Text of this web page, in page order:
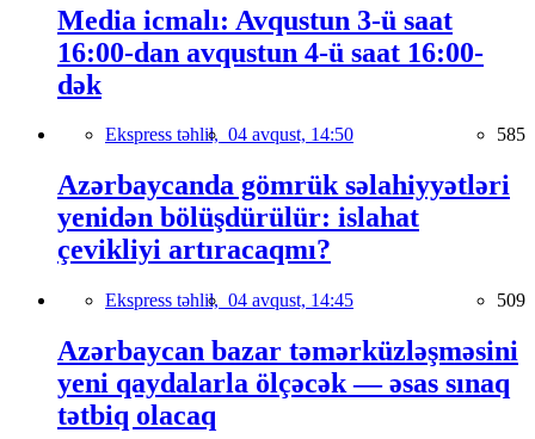
Media icmalı: Avqustun 3-ü saat
16:00-dan avqustun 4-ü saat 16:00-
dək
Ekspress təhlil, 04 avqust, 14:50 585
Azərbaycanda gömrük səlahiyyətləri
yenidən bölüşdürülür: islahat
çevikliyi artıracaqmı?
Ekspress təhlil, 04 avqust, 14:45 509
Azərbaycan bazar təmərküzləşməsini
yeni qaydalarla ölçəcək — əsas sınaq
tətbiq olacaq